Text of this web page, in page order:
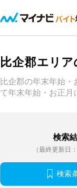
比企郡エリ
比企郡の年末年始
て年末年始・お正月
検索
（最終更新日
検索